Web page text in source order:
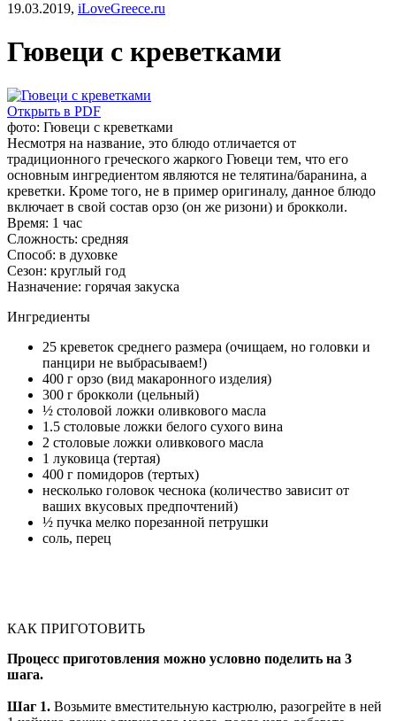
19.03.2019, iLoveGreece.ru
Гювеци с креветками
Открыть в PDF
фото: Гювеци с креветками
Несмотря на название, это блюдо отличается от
традиционного греческого жаркого Гювеци тем, что его
основным ингредиентом являются не телятина/баранина, а
креветки. Кроме того, не в пример оригиналу, данное блюдо
включает в свой состав орзо (он же ризони) и брокколи.
Время: 1 час
Сложность: средняя
Способ: в духовке
Сезон: круглый год
Назначение: горячая закуска
Ингредиенты
25 креветок среднего размера (очищаем, но головки и
панцири не выбрасываем!)
400 г орзо (вид макаронного изделия)
300 г брокколи (цельный)
½ столовой ложки оливкового масла
1.5 столовые ложки белого сухого вина
2 столовые ложки оливкового масла
1 луковица (тертая)
400 г помидоров (тертых)
несколько головок чеснока (количество зависит от
ваших вкусовых предпочтений)
½ пучка мелко порезанной петрушки
соль, перец
КАК ПРИГОТОВИТЬ
Процесс приготовления можно условно поделить на 3
шага.
Шаг 1. Возьмите вместительную кастрюлю, разогрейте в ней